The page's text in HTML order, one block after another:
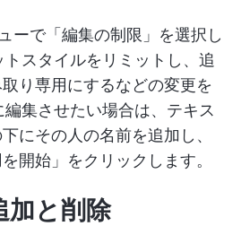
ーで「編集の制限」を選択し
スタイルをリミットし、追
り専用にするなどの変更を
集させたい場合は、テキス
にその人の名前を追加し、
開始」をクリックします。
加と削除